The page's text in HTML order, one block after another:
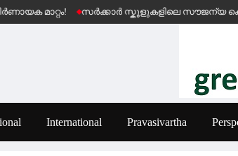
സർക്കാർ സ്കൂളുകളിലെ സൗജന്യ കെ-ഫോൺ
International Pravasivartha